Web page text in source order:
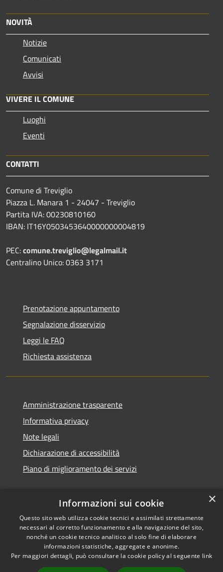
NOVITÀ
Notizie
Comunicati
Avvisi
VIVERE IL COMUNE
Luoghi
Eventi
CONTATTI
Comune di Treviglio
Piazza L. Manara 1 - 24047 - Treviglio
Partita IVA: 00230810160
IBAN: IT16Y0503453640000000004819
PEC:comune.treviglio@legalmail.it
Centralino Unico: 0363 3171
Prenotazione appuntamento
Segnalazione disservizio
Leggi le FAQ
Richiesta assistenza
Amministrazione trasparente
Informativa privacy
Note legali
Dichiarazione di accessibilità
Piano di miglioramento dei servizi
RSS
Accessibilità
Privacy
Cookie
Mappa del sito
Copyright © 2026 • Comune di
Treviglio • Powered by
Municipium•Accesso
redazione
×
Informazioni sui cookie
Questo sito web utilizza cookie tecnici e assimilati strettamente
necessari al corretto funzionamento e alla navigazione del sito,
nonché un cookie tecnico analitico al solo fine di elaborare
informazioni statistiche, aggregate e anonime.
Per maggiori dettagli, può consultare la cookie policy al seguente link